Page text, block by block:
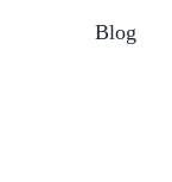
Blog